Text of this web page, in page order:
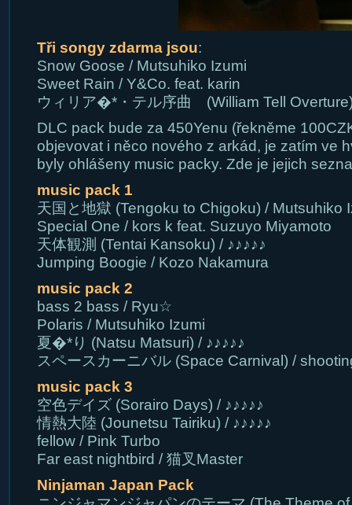
Tři songy zdarma jsou:
Snow Goose / Mutsuhiko Izumi
Sweet Rain / Y&Co. feat. karin
ウィリア�*・テル序曲 (William Tell
DLC pack bude za 450Yenu (řekněme
objevovat i něco nového z arkád, je zatím ve
byly ohlášeny music packy. Zde je jejich
music pack 1
天国と地獄 (Tengoku to Chigoku) / Mutsuhiko
Special One / kors k feat. Suzuyo Miyamoto
天体観測 (Tentai Kansoku) / ♪♪♪♪♪
Jumping Boogie / Kozo Nakamura
music pack 2
bass 2 bass / Ryu☆
Polaris / Mutsuhiko Izumi
夏�*り (Natsu Matsuri) / ♪♪♪♪♪
スペースカーニバル (Space Carnival) /
music pack 3
空色デイズ (Sorairo Days) / ♪♪♪♪♪
情熱大陸 (Jounetsu Tairiku) / ♪♪♪♪♪
fellow / Pink Turbo
Far east nightbird / 猫叉Master
Ninjaman Japan Pack